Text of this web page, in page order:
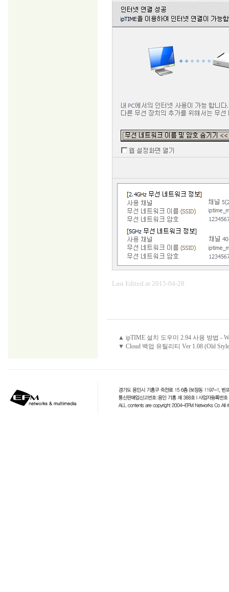
Last Edited at 2015-04-28
▲ ipTIME 설치 도우미 2.94 사용 방법 -
▼ Cloud 백업 유틸리티 Ver 1.08 (Old